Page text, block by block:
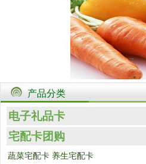
产品分类
电子礼品卡
宅配卡团购
蔬菜宅配卡 养生宅配卡